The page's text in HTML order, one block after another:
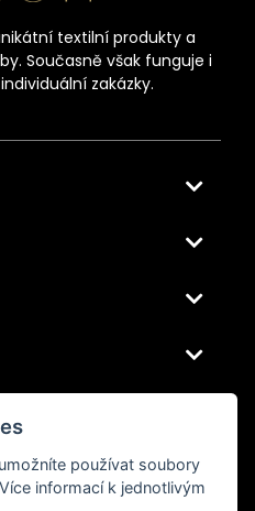
textilní produkty a
Současně však funguje i
zakázky.
INIZIO Internet Media s.r.o.|
používat soubory